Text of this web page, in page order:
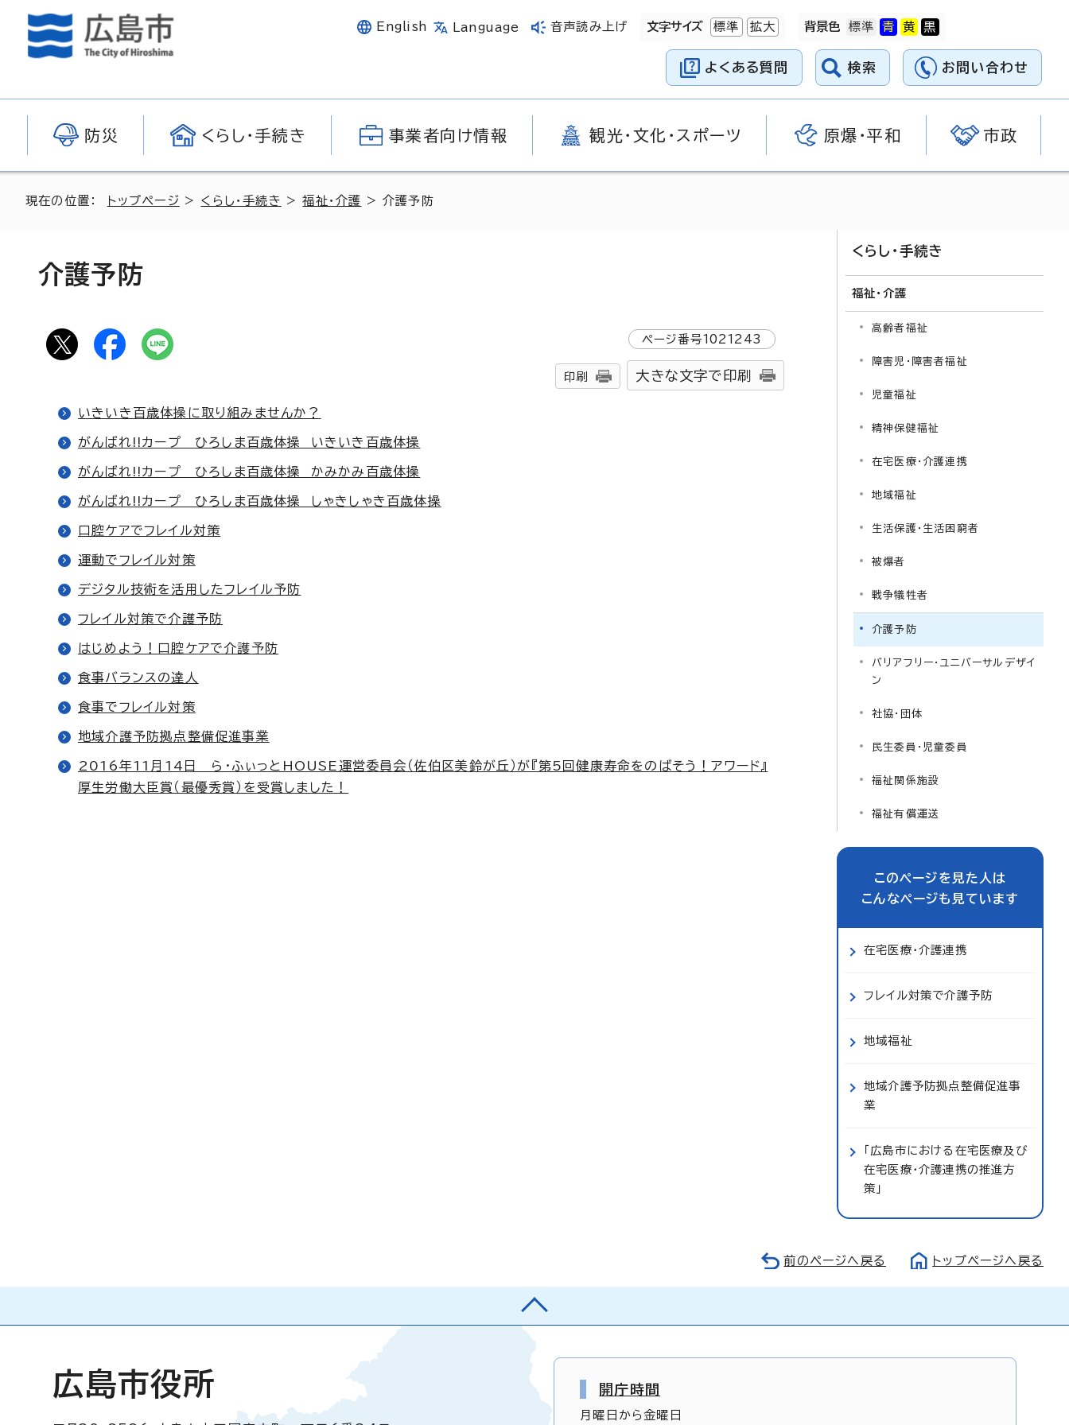
English Language 音声読み上げ 文字サイズ 標準 拡大 背景色
よくある質問 検索 お問い合わせ
防災 くらし・手続き 事業者向け情報 観光・文化・スポーツ 原爆・平和 市政
現在の位置： トップページ > くらし・手続き >福祉・介護 > 介護予防
介護予防
ページ番号1021243
印刷 大きな文字で印刷
いきいき百歳体操に取り組みませんか？
がんばれ!!カープ ひろしま百歳体操 いきいき百歳体操
がんばれ!!カープ ひろしま百歳体操 かみかみ百歳体操
がんばれ!!カープ ひろしま百歳体操 しゃきしゃき百歳体操
口腔ケアでフレイル対策
運動でフレイル対策
デジタル技術を活用したフレイル予防
フレイル対策で介護予防
はじめよう！口腔ケアで介護予防
食事バランスの達人
食事でフレイル対策
地域介護予防拠点整備促進事業
2016年11月14日 ら・ふぃっとHOUSE運営委員会（佐伯区美鈴が丘）が『第5回健康寿命をのばそう！アワード』
厚生労働大臣賞（最優秀賞）を受賞しました！
くらし・手続き
福祉・介護
高齢者福祉
障害児・障害者福祉
児童福祉
精神保健福祉
在宅医療・介護連携
地域福祉
生活保護・生活困窮者
被爆者
戦争犠牲者
介護予防
バリアフリー・ユニバーサルデザイ
ン
社協・団体
民生委員・児童委員
福祉関係施設
福祉有償運送
このページを見た人は
こんなページも見ています
在宅医療・介護連携
フレイル対策で介護予防
地域福祉
地域介護予防拠点整備促進事
業
「広島市における在宅医療及び
在宅医療・介護連携の推進方
策」
前のページへ戻る トップページへ戻る
広島市役所 開庁時間
月曜日から金曜日